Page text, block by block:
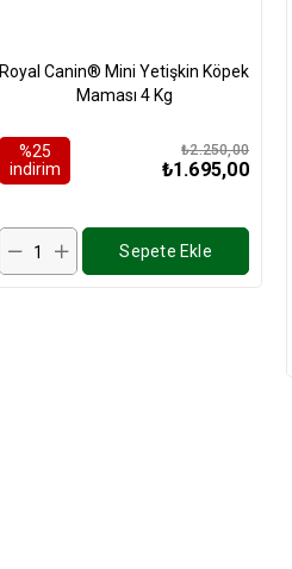
Royal Canin® Mini Yetişkin Köpek
Maması 4 Kg
%25
i̇ndirim
₺1.695,00
₺2.250,00
Sepete Ekle